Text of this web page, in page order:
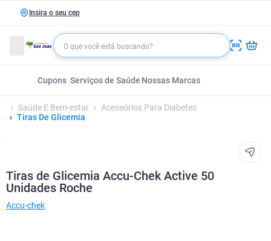
Insira o seu cep
Cupons Serviços de Saúde Nossas Marcas
Saúde E Bem-estar
Acessórios Para Diabetes
Tiras De Glicemia
Tiras de Glicemia Accu-Chek Active 50
Unidades Roche
Accu-chek